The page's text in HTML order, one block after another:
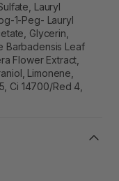
Lauryl
1-Peg- Lauryl
Glycerin,
Barbadensis Leaf
Flower Extract,
Limonene,
Ci 14700/Red 4,